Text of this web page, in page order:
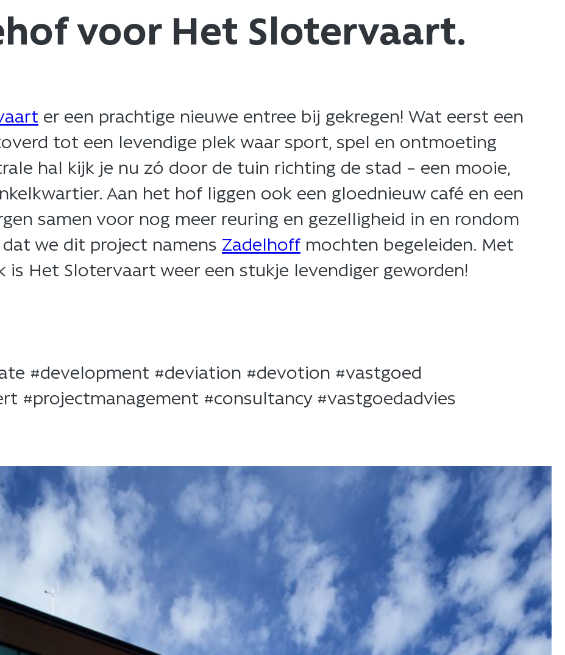
voor Het Slotervaart.​
er een prachtige nieuwe entree bij gekregen! Wat eerst een
tot een levendige plek waar sport, spel en ontmoeting
hal kijk je nu zó door de tuin richting de stad – een mooie,
Aan het hof liggen ook een gloednieuw café en een
samen voor nog meer reuring en gezelligheid in en rondom
we dit project namens Zadelhoff mochten begeleiden. Met
Het Slotervaart weer een stukje levendiger geworden!​
#development #deviation #devotion #vastgoed
#projectmanagement #consultancy #vastgoedadvies